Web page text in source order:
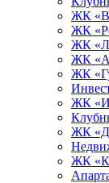
ЖК
ЖК
ЖК
ЖК
ЖК
ЖК
ЖК
ЖК